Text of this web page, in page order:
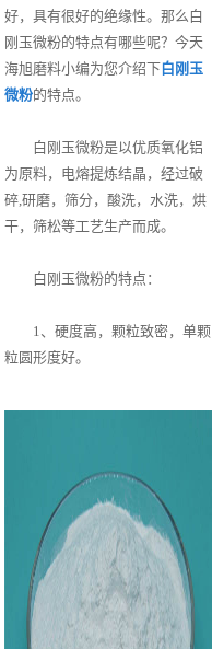
好，具有很好的绝缘性。那么白
刚玉微粉的特点有哪些呢？今天
海旭磨料小编为您介绍下白刚玉
微粉的特点。
白刚玉微粉是以优质氧化铝
为原料，电熔提炼结晶，经过破
碎,研磨，筛分，酸洗，水洗，烘
干，筛松等工艺生产而成。
白刚玉微粉的特点：
1、硬度高，颗粒致密，单颗
粒圆形度好。